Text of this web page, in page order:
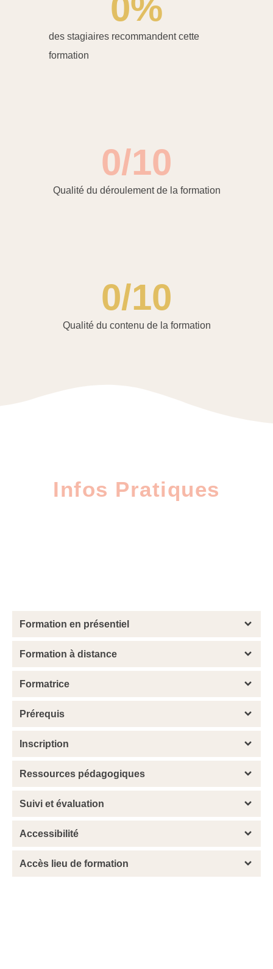
des stagiaires recommandent cette
formation
0%
Qualité du déroulement de la formation
0/10
Qualité du contenu de la formation
0/10
Infos Pratiques
Formation en présentiel
Formation à distance
Formatrice
Prérequis
Inscription
Ressources pédagogiques
Suivi et évaluation
Accessibilité
Accès lieu de formation